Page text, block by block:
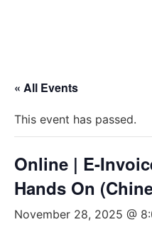
« All Events
This event has passed.
Online | E-
Hands On
November 28, 2025 @